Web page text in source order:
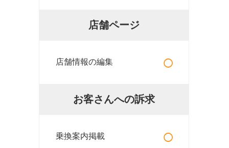
店舗ページ
店舗情報の編集 ○
お客さんへの訴求
乗換案内掲載 ○